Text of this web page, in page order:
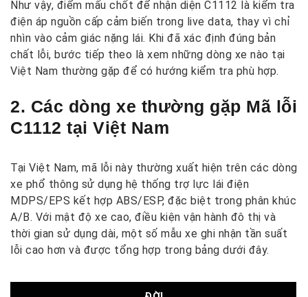
Như vậy, điểm mấu chốt để nhận diện C1112 là kiểm tra
điện áp nguồn cấp cảm biến trong live data, thay vì chỉ
nhìn vào cảm giác nặng lái. Khi đã xác định đúng bản
chất lỗi, bước tiếp theo là xem những dòng xe nào tại
Việt Nam thường gặp để có hướng kiểm tra phù hợp.
2. Các dòng xe thường gặp Mã lỗi
C1112 tại Việt Nam
Tại Việt Nam, mã lỗi này thường xuất hiện trên các dòng
xe phổ thông sử dụng hệ thống trợ lực lái điện
MDPS/EPS kết hợp ABS/ESP, đặc biệt trong phân khúc
A/B. Với mật độ xe cao, điều kiện vận hành đô thị và
thời gian sử dụng dài, một số mẫu xe ghi nhận tần suất
lỗi cao hơn và được tổng hợp trong bảng dưới đây.